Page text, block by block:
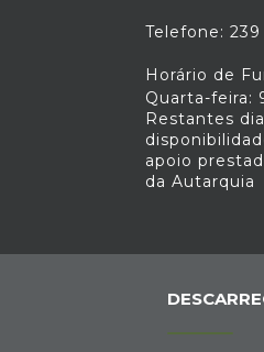
Telefone: 239
Horário de
Quarta-feira:
Restantes
apoio
da Autarquia